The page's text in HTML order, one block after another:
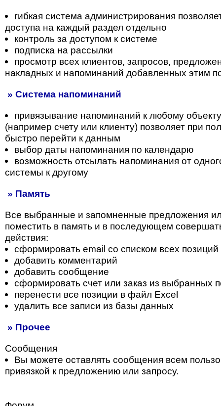
гибкая система администрирования
доступа на каждый раздел отдельно
контроль за доступом к системе
подписка на рассылки
просмотр всех клиентов, запросов,
накладных и напоминаний добавленных этим
» Система напоминаний
привязывание напоминаний к любому
(например счету или клиенту) позволяет при
быстро перейти к данным
выбор даты напоминания по календарю
возможность отсылать напоминания от
системы к другому
» Память
Все выбранные и запомненные предложения
поместить в память и в последующем
действия:
сформировать email со списком всех позиций
добавить комментарий
добавить сообщение
сформировать счет или заказ из выбранных
перенести все позиции в файл Excel
удалить все записи из базы данных
» Прочее
Сообщения
Вы можете оставлять сообщения всем
привязкой к предложению или запросу.